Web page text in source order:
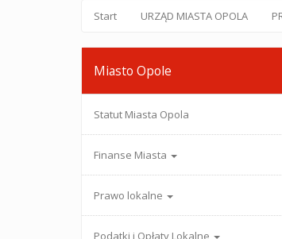
Start URZĄD MIASTA OPOLA
Miasto Opole
Statut Miasta Opola
Finanse Miasta
Prawo lokalne
Podatki i Opłaty Lokalne